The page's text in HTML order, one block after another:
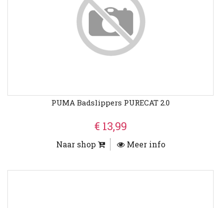
PUMA Badslippers PURECAT 2.0
€ 13,99
Naar shop Meer info